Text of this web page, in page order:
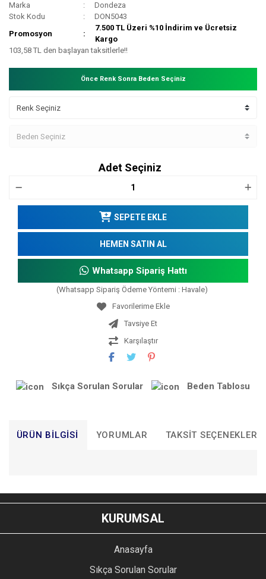
Marka
Dondeza
Stok Kodu
DON5043
Promosyon
7.500 TL Üzeri %10 İndirim ve Ücretsiz
Kargo
103,58 TL den başlayan taksitlerle!!
Önce Renk Sonra Beden Seçiniz
Adet Seçiniz
SEPETE EKLE
HEMEN SATIN AL
Whatsapp Sipariş Hattı
(Whatsapp Sipariş Ödeme Yöntemi : Havale)
Tavsiye Et
Karşılaştır
Sıkça Sorulan Sorular Beden Tablosu
ÜRÜN BILGISI YORUMLAR TAKSIT SEÇENEKLERI
YORUM YAZ
Bu ürünün fiyat bilgisi, resim, ürün açıklamalarında ve diğer
konularda yetersiz gördüğünüz noktaları öneri formunu
kullanarak tarafımıza iletebilirsiniz.
Ürün resmi kalitesiz, bozuk veya görüntülenemiyor.
Ürün açıklamasında eksik bilgiler bulunuyor.
KURUMSAL
Anasayfa
Sıkça Sorulan Sorular